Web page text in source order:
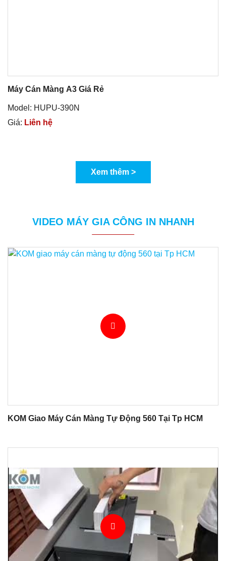
Máy Cán Màng A3 Giá Rẻ
Model: HUPU-390N
Giá: Liên hệ
Xem thêm >
VIDEO MÁY GIA CÔNG IN NHANH
KOM Giao Máy Cán Màng Tự Động 560 Tại Tp HCM